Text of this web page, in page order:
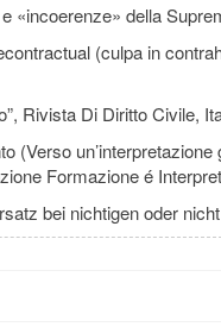
«incoerenze» della
(culpa in
Rivista Di Diritto Civile,
(Verso
Formazione é
bei nichtigen oder